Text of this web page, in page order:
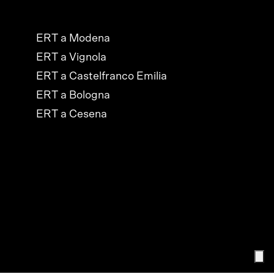
ERT a Modena
ERT a Vignola
ERT a Castelfranco Emilia
ERT a Bologna
ERT a Cesena